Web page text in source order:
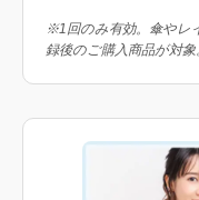
※1回のみ有効。傘やレ
録後のご購入商品が対象